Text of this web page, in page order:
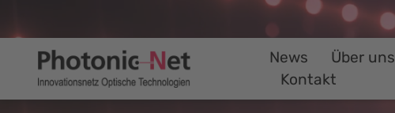
News Über uns
Kontakt